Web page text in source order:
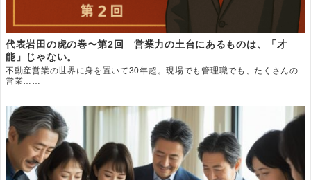
代表岩田の虎の巻〜第2回 営業力の土台にあるものは、「才
能」じゃない。
不動産営業の世界に身を置いて30年超。現場でも管理職でも、たくさんの
営業……